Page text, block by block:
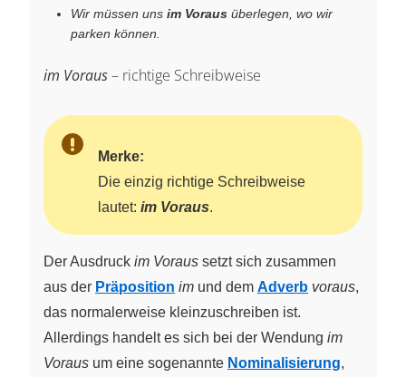
Wir müssen uns im Voraus überlegen, wo wir
parken können.
im Voraus– richtige Schreibweise
Merke:
Die einzig richtige Schreibweise
lautet: im Voraus.
Der Ausdruck im Voraus setzt sich zusammen
aus der Präposition im und dem Adverb voraus,
das normalerweise kleinzuschreiben ist.
Allerdings handelt es sich bei der Wendung im
Voraus um eine sogenannte Nominalisierung,